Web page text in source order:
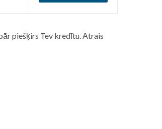
piešķirs Tev kredītu. Ātrais